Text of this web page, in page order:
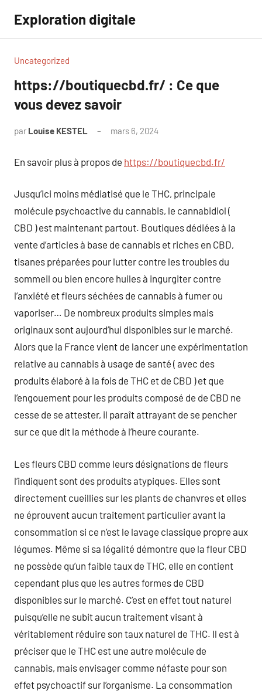
contenu
Exploration digitale
Uncategorized
https://boutiquecbd.fr/ : Ce que
vous devez savoir
par Louise KESTEL mars 6, 2024
En savoir plus à propos de https://boutiquecbd.fr/
Jusqu’ici moins médiatisé que le THC, principale
molécule psychoactive du cannabis, le cannabidiol (
CBD ) est maintenant partout. Boutiques dédiées à la
vente d’articles à base de cannabis et riches en CBD,
tisanes préparées pour lutter contre les troubles du
sommeil ou bien encore huiles à ingurgiter contre
l’anxiété et fleurs séchées de cannabis à fumer ou
vaporiser… De nombreux produits simples mais
originaux sont aujourd’hui disponibles sur le marché.
Alors que la France vient de lancer une expérimentation
relative au cannabis à usage de santé ( avec des
produits élaboré à la fois de THC et de CBD ) et que
l’engouement pour les produits composé de de CBD ne
cesse de se attester, il paraît attrayant de se pencher
sur ce que dit la méthode à l’heure courante.
Les fleurs CBD comme leurs désignations de fleurs
l’indiquent sont des produits atypiques. Elles sont
directement cueillies sur les plants de chanvres et elles
ne éprouvent aucun traitement particulier avant la
consommation si ce n’est le lavage classique propre aux
légumes. Même si sa légalité démontre que la fleur CBD
ne possède qu’un faible taux de THC, elle en contient
cependant plus que les autres formes de CBD
disponibles sur le marché. C’est en effet tout naturel
puisqu’elle ne subit aucun traitement visant à
véritablement réduire son taux naturel de THC. Il est à
préciser que le THC est une autre molécule de
cannabis, mais envisager comme néfaste pour son
effet psychoactif sur l’organisme. La consommation